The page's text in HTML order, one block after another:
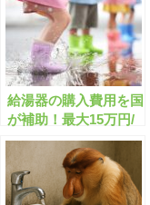
給湯器の購入費用を国
が補助！最大15万円/
台【給湯省エネ2025
事業(高効率給湯器導
入促進による家庭部門
の省エネルギー推進事